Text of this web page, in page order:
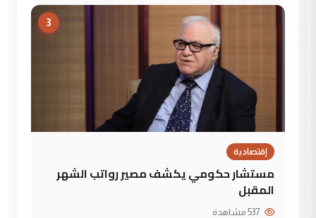
3
إقتصادية
مستشار حكومي يكشف مصير رواتب الشهر
المقبل